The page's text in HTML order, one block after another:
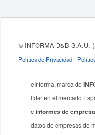
© INFORMA D&B S.A.U.
Política de Privacidad
eInforma, marca de
líder en el mercado
einformes de
datos de empresas de